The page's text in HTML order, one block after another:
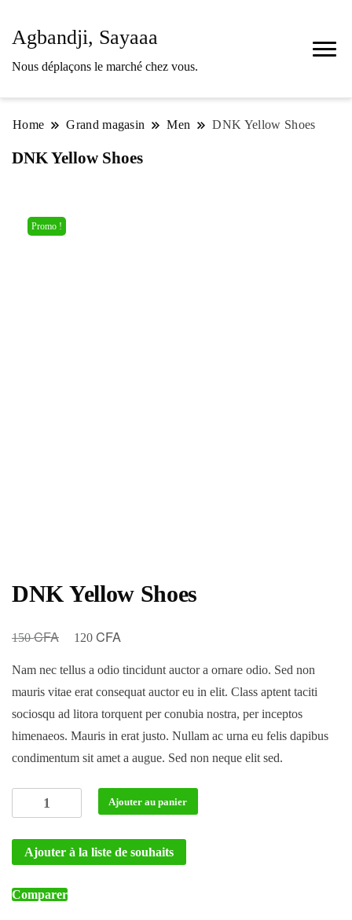
Agbandji, Sayaaa
Nous déplaçons le marché chez vous.
Home Grand magasin Men DNK Yellow Shoes
DNK Yellow Shoes
Promo !
DNK Yellow Shoes
150CFA
Le
150 CFA.
120 CFA
est :
120 CFA.
Nam nec tellus a odio tincidunt auctor a ornare odio. Sed non
mauris vitae erat consequat auctor eu in elit. Class aptent taciti
sociosqu ad litora torquent per conubia nostra, per inceptos
himenaeos. Mauris in erat justo. Nullam ac urna eu felis dapibus
condimentum sit amet a augue. Sed non neque elit sed.
quantité
de
Yellow
Ajouter au panier
Ajouter à la liste de souhaits
Comparer